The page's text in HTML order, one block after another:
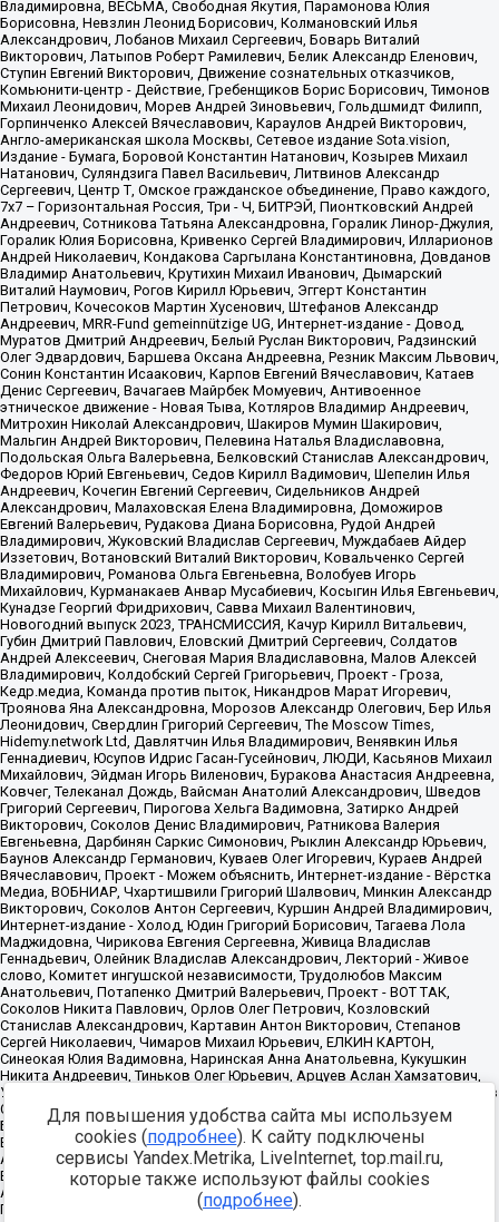
Для повышения удобства сайта мы используем
cookies (подробнее). К сайту подключены
сервисы Yandex.Metrika, LiveInternet, top.mail.ru,
которые также используют файлы cookies
(подробнее).